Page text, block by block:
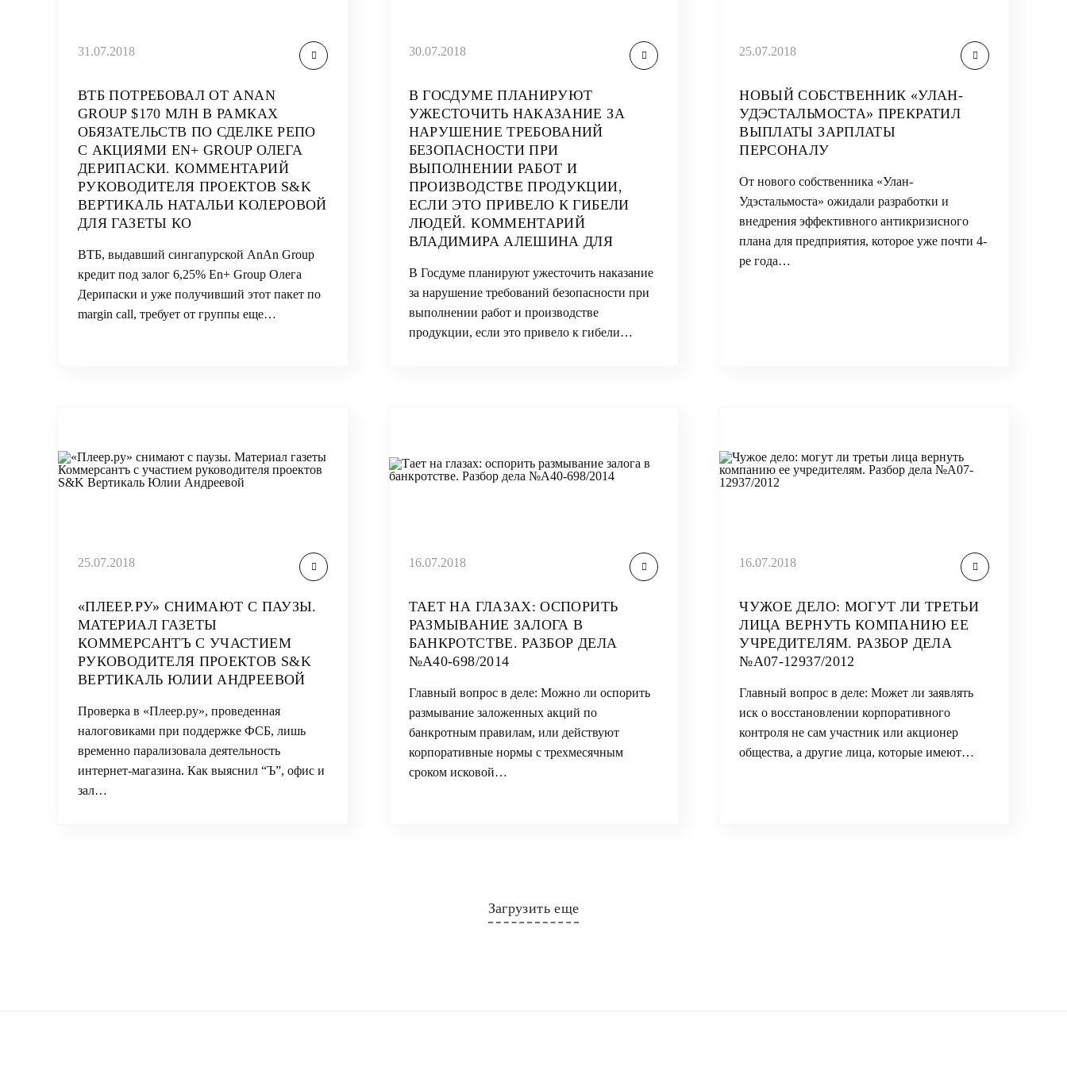
31.07.2018
ВТБ ПОТРЕБОВАЛ ОТ ANAN
GROUP $170 МЛН В РАМКАХ
ОБЯЗАТЕЛЬСТВ ПО СДЕЛКЕ РЕПО
С АКЦИЯМИ EN+ GROUP ОЛЕГА
ДЕРИПАСКИ. КОММЕНТАРИЙ
РУКОВОДИТЕЛЯ ПРОЕКТОВ S&K
ВЕРТИКАЛЬ НАТАЛЬИ КОЛЕРОВОЙ
ДЛЯ ГАЗЕТЫ КО
ВТБ, выдавший сингапурской AnAn Group
кредит под залог 6,25% En+ Group Олега
Дерипаски и уже получивший этот пакет по
margin call, требует от группы еще…
30.07.2018
В ГОСДУМЕ ПЛАНИРУЮТ
УЖЕСТОЧИТЬ НАКАЗАНИЕ ЗА
НАРУШЕНИЕ ТРЕБОВАНИЙ
БЕЗОПАСНОСТИ ПРИ
ВЫПОЛНЕНИИ РАБОТ И
ПРОИЗВОДСТВЕ ПРОДУКЦИИ,
ЕСЛИ ЭТО ПРИВЕЛО К ГИБЕЛИ
ЛЮДЕЙ. КОММЕНТАРИЙ
ВЛАДИМИРА АЛЕШИНА ДЛЯ
В Госдуме планируют ужесточить наказание
за нарушение требований безопасности при
выполнении работ и производстве
продукции, если это привело к гибели…
25.07.2018
НОВЫЙ СОБСТВЕННИК «УЛАН-
УДЭСТАЛЬМОСТА» ПРЕКРАТИЛ
ВЫПЛАТЫ ЗАРПЛАТЫ
ПЕРСОНАЛУ
От нового собственника «Улан-
Удэстальмоста» ожидали разработки и
внедрения эффективного антикризисного
плана для предприятия, которое уже почти 4-
ре года…
25.07.2018
«ПЛЕЕР.РУ» СНИМАЮТ С ПАУЗЫ.
МАТЕРИАЛ ГАЗЕТЫ
КОММЕРСАНТЪ С УЧАСТИЕМ
РУКОВОДИТЕЛЯ ПРОЕКТОВ S&K
ВЕРТИКАЛЬ ЮЛИИ АНДРЕЕВОЙ
Проверка в «Плеер.ру», проведенная
налоговиками при поддержке ФСБ, лишь
временно парализовала деятельность
интернет-магазина. Как выяснил “Ъ”, офис и
зал…
16.07.2018
ТАЕТ НА ГЛАЗАХ: ОСПОРИТЬ
РАЗМЫВАНИЕ ЗАЛОГА В
БАНКРОТСТВЕ. РАЗБОР ДЕЛА
№А40-698/2014
Главный вопрос в деле: Можно ли оспорить
размывание заложенных акций по
банкротным правилам, или действуют
корпоративные нормы с трехмесячным
сроком исковой…
16.07.2018
ЧУЖОЕ ДЕЛО: МОГУТ ЛИ ТРЕТЬИ
ЛИЦА ВЕРНУТЬ КОМПАНИЮ ЕЕ
УЧРЕДИТЕЛЯМ. РАЗБОР ДЕЛА
№А07-12937/2012
Главный вопрос в деле: Может ли заявлять
иск о восстановлении корпоративного
контроля не сам участник или акционер
общества, а другие лица, которые имеют…
Загрузить еще